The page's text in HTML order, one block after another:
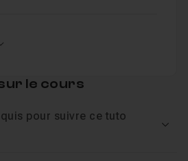
le cours
pour suivre ce tuto